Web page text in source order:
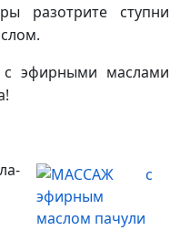
разотрите ступни
с эфирными маслами